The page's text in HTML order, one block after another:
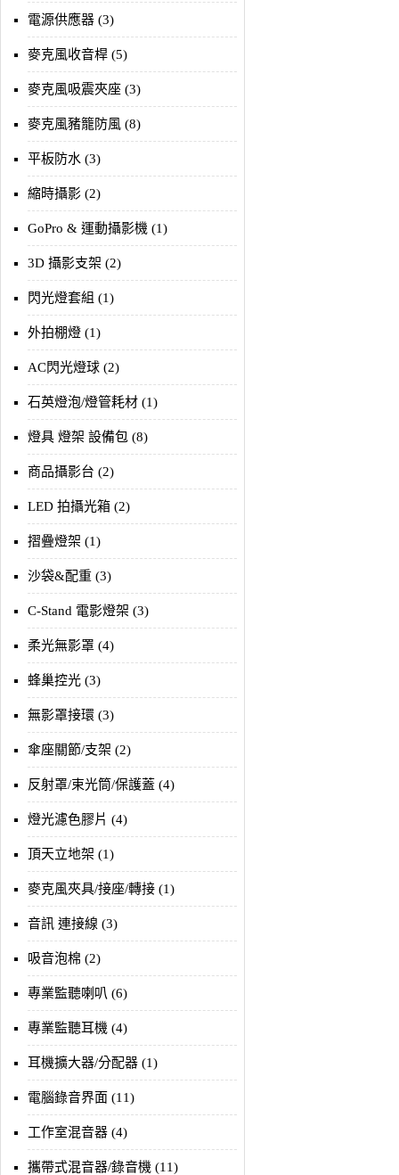
電源供應器 (3)
麥克風收音桿 (5)
麥克風吸震夾座 (3)
麥克風豬籠防風 (8)
平板防水 (3)
縮時攝影 (2)
GoPro & 運動攝影機 (1)
3D 攝影支架 (2)
閃光燈套組 (1)
外拍棚燈 (1)
AC閃光燈球 (2)
石英燈泡/燈管耗材 (1)
燈具 燈架 設備包 (8)
商品攝影台 (2)
LED 拍攝光箱 (2)
摺疊燈架 (1)
沙袋&配重 (3)
C-Stand 電影燈架 (3)
柔光無影罩 (4)
蜂巢控光 (3)
無影罩接環 (3)
傘座關節/支架 (2)
反射罩/束光筒/保護蓋 (4)
燈光濾色膠片 (4)
頂天立地架 (1)
麥克風夾具/接座/轉接 (1)
音訊 連接線 (3)
吸音泡棉 (2)
專業監聽喇叭 (6)
專業監聽耳機 (4)
耳機擴大器/分配器 (1)
電腦錄音界面 (11)
工作室混音器 (4)
攜帶式混音器/錄音機 (11)